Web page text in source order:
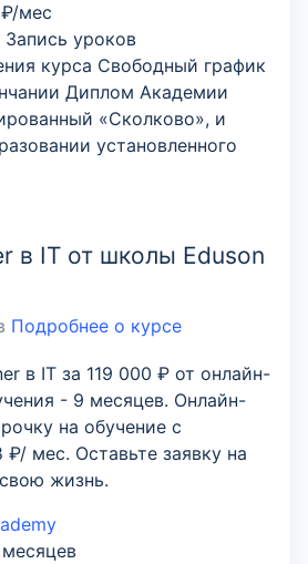
мес
Запись уроков
курса Свободный график
Диплом Академии
«Сколково», и
установленного
в IT от школы Eduson
Подробнее о курсе
в IT за 119 000 ₽ от онлайн-
- 9 месяцев. Онлайн-
на обучение с
мес. Оставьте заявку на
жизнь.